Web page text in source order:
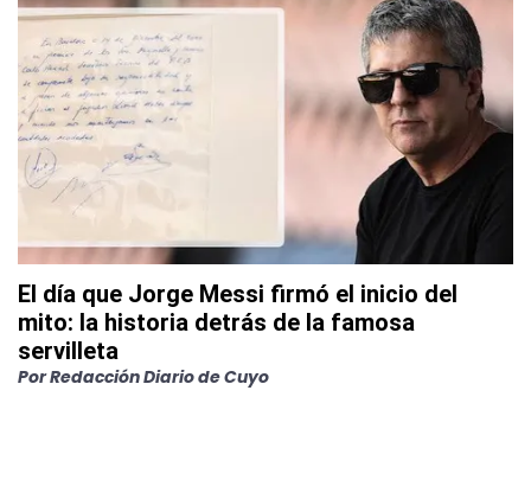
El día que Jorge Messi firmó el inicio del
mito: la historia detrás de la famosa
servilleta
PorRedacción Diario de Cuyo